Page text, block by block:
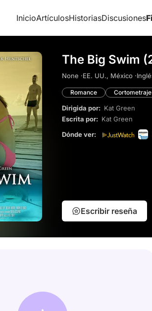
InicioArtículosHistoriasDiscusiones
The Big Swim
None ·EE. UU., México ·
Romance Cortometraje
Dirigida por: Kat Green
Escrita por: Kat Green
Dónde ver:
Escribir reseña